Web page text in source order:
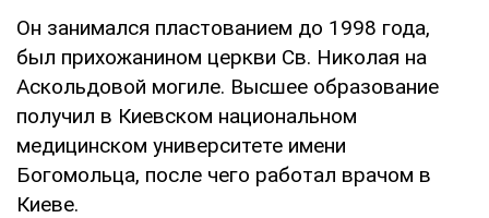
Он занимался пластованием до 1998 года,
был прихожанином церкви Св. Николая на
Аскольдовой могиле. Высшее образование
получил в Киевском национальном
медицинском университете имени
Богомольца, после чего работал врачом в
Киеве.